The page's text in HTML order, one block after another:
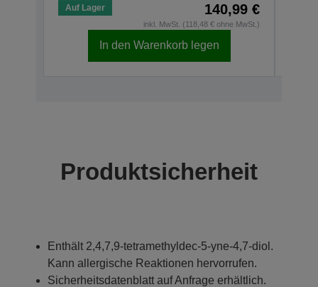
Auf Lager 140,99 €
inkl. MwSt. (118,48 € ohne MwSt.)
In den Warenkorb legen
Produktsicherheit
Enthält 2,4,7,9-tetramethyldec-5-yne-4,7-diol.
Kann allergische Reaktionen hervorrufen.
Sicherheitsdatenblatt auf Anfrage erhältlich.